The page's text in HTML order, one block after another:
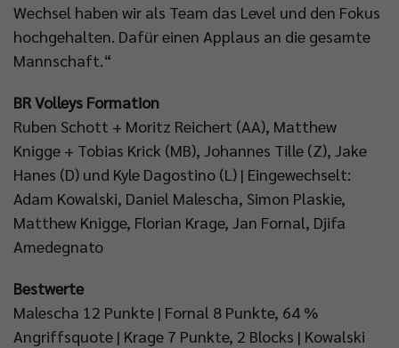
Wechsel haben wir als Team das Level und den Fokus
hochgehalten. Dafür einen Applaus an die gesamte
Mannschaft.“
BR Volleys Formation
Ruben Schott + Moritz Reichert (AA), Matthew
Knigge + Tobias Krick (MB), Johannes Tille (Z), Jake
Hanes (D) und Kyle Dagostino (L) | Eingewechselt:
Adam Kowalski, Daniel Malescha, Simon Plaskie,
Matthew Knigge, Florian Krage, Jan Fornal, Djifa
Amedegnato
Bestwerte
Malescha 12 Punkte | Fornal 8 Punkte, 64 %
Angriffsquote | Krage 7 Punkte, 2 Blocks | Kowalski